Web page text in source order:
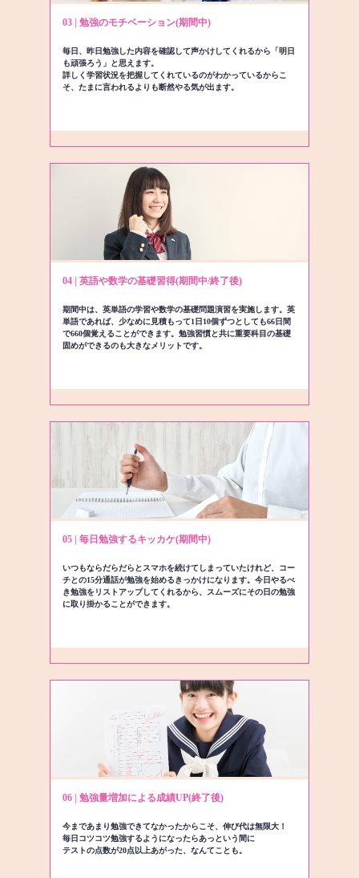
03 | 勉強のモチベーション(期間中)
毎日、昨日勉強した内容を確認して声かけしてくれるから「明日
も頑張ろう」と思えます。
詳しく学習状況を把握してくれているのがわかっているからこ
そ、たまに言われるよりも断然やる気が出ます。
04 | 英語や数学の基礎習得(期間中/終了後)
期間中は、英単語の学習や数学の基礎問題演習を実施します。英
単語であれば、少なめに見積もって1日10個ずつとしても66日間
で660個覚えることができます。勉強習慣と共に重要科目の基礎
固めができるのも大きなメリットです。
05 | 毎日勉強するキッカケ(期間中)
いつもならだらだらとスマホを続けてしまっていたけれど、コー
チとの15分通話が勉強を始めるきっかけになります。今日やるべ
き勉強をリストアップしてくれるから、スムーズにその日の勉強
に取り掛かることができます。
06 | 勉強量増加による成績UP(終了後)
今まであまり勉強できてなかったからこそ、伸び代は無限大！
毎日コツコツ勉強するようになったらあっという間に
テストの点数が20点以上あがった、なんてことも。